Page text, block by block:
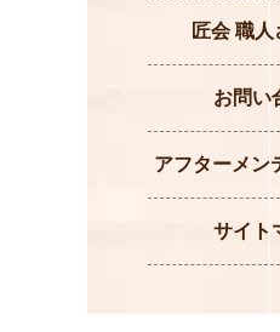
匠会 職
お問い
アフターメン
サイト